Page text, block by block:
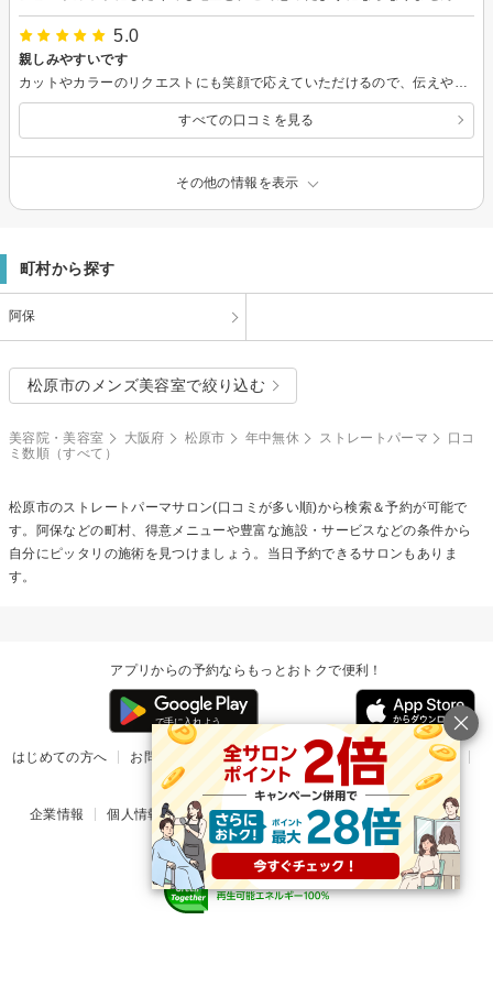
5.0
親しみやすいです
すべての口コミを見る
その他の情報を表示
町村から探す
阿保
松原市のメンズ美容室で絞り込む
美容院・美容室 大阪府 松原市 年中無休 ストレートパーマ
口コ
ミ数順（すべて）
松原市のストレートパーマサロン(口コミが多い順)から検索＆予約が可能で
す。阿保などの町村、得意メニューや豊富な施設・サービスなどの条件から
自分にピッタリの施術を見つけましょう。当日予約できるサロンもありま
す。
アプリからの予約ならもっとおトクで便利！
はじめての方へ お問い合わせ ヘルプ リリース情報
利用規約
掲載ご希望のサロン様
企業情報 個人情報保護方針 楽天のサービス一覧 アプリ一覧
© Rakuten Group, Inc.